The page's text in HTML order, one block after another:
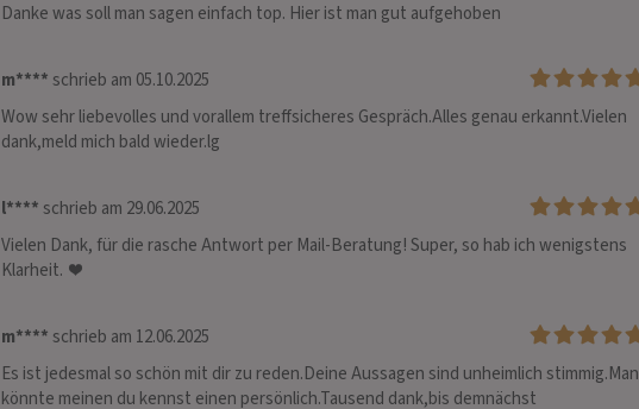
Danke was soll man sagen einfach top. Hier ist man gut aufgehoben
m****schrieb am 05.10.2025
Wow sehr liebevolles und vorallem treffsicheres Gespräch.Alles genau erkannt.Vielen
dank,meld mich bald wieder.lg
l****schrieb am 29.06.2025
Vielen Dank, für die rasche Antwort per Mail-Beratung! Super, so hab ich wenigstens
Klarheit.  ❤
m****schrieb am 12.06.2025
Es ist jedesmal so schön mit dir zu reden.Deine Aussagen sind unheimlich stimmig.Man
könnte meinen du kennst einen persönlich.Tausend dank,bis demnächst